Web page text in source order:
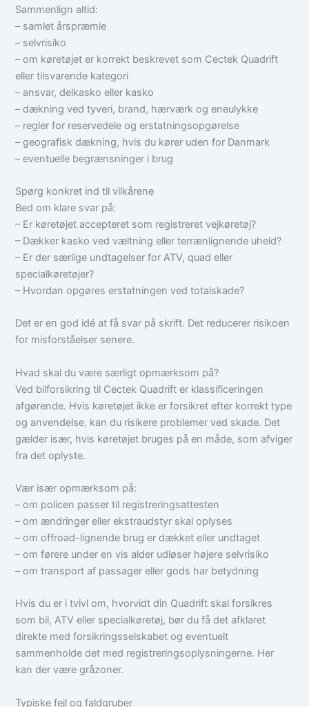
Sammenlign altid:
– samlet årspræmie
– selvrisiko
– om køretøjet er korrekt beskrevet som Cectek Quadrift
eller tilsvarende kategori
– ansvar, delkasko eller kasko
– dækning ved tyveri, brand, hærværk og eneulykke
– regler for reservedele og erstatningsopgørelse
– geografisk dækning, hvis du kører uden for Danmark
– eventuelle begrænsninger i brug
Spørg konkret ind til vilkårene
Bed om klare svar på:
– Er køretøjet accepteret som registreret vejkøretøj?
– Dækker kasko ved væltning eller terrænlignende uheld?
– Er der særlige undtagelser for ATV, quad eller
specialkøretøjer?
– Hvordan opgøres erstatningen ved totalskade?
Det er en god idé at få svar på skrift. Det reducerer risikoen
for misforståelser senere.
Hvad skal du være særligt opmærksom på?
Ved bilforsikring til Cectek Quadrift er klassificeringen
afgørende. Hvis køretøjet ikke er forsikret efter korrekt type
og anvendelse, kan du risikere problemer ved skade. Det
gælder især, hvis køretøjet bruges på en måde, som afviger
fra det oplyste.
Vær især opmærksom på:
– om policen passer til registreringsattesten
– om ændringer eller ekstraudstyr skal oplyses
– om offroad-lignende brug er dækket eller undtaget
– om førere under en vis alder udløser højere selvrisiko
– om transport af passager eller gods har betydning
Hvis du er i tvivl om, hvorvidt din Quadrift skal forsikres
som bil, ATV eller specialkøretøj, bør du få det afklaret
direkte med forsikringsselskabet og eventuelt
sammenholde det med registreringsoplysningerne. Her
kan der være gråzoner.
Typiske fejl og faldgruber